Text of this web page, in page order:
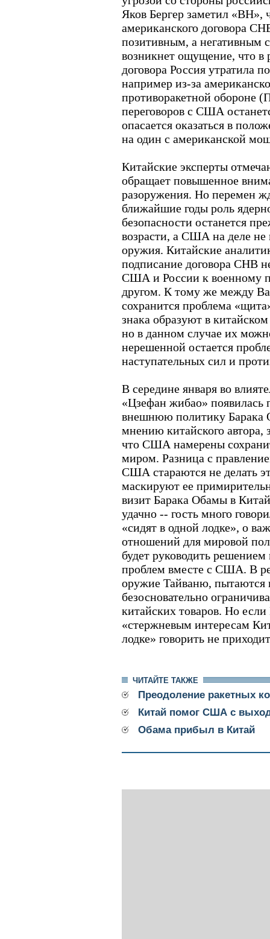
Яков Бергер заметил «ВН»,
американского договора
позитивным, а негативным
возникнет ощущение, что в
договора Россия утратила
например из-за
противоракетной обороне
переговоров с США
опасается оказаться в
на один с американской
Китайские эксперты
обращает повышенное
разоружения. Но перемен
ближайшие годы роль
безопасности останется
возрасти, а США на деле не
оружия. Китайские
подписание договора СНВ
США и России к военному
другом. К тому же между
сохранится проблема
знака образуют в
но в данном случае их
нерешенной остается
наступательных сил и
В середине января во
«Цзефан жибао» появилась
внешнюю политику Барака
мнению китайского автора,
что США намерены
миром. Разница с
США стараются не делать
маскируют ее
визит Барака Обамы в
удачно -- гость много
«сидят в одной лодке», о
отношений для мировой
будет руководить
проблем вместе с США. В
оружие Тайваню, пытаются
безосновательно
китайских товаров. Но
«стержневым интересам
лодке» говорить не
ЧИТАЙТЕ ТАКЖЕ
Преодоление ракетных
Китай помог США с
Обама прибыл в Китай